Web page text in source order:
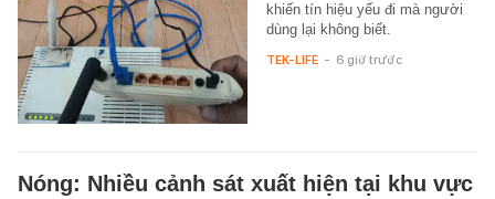
khiến tín hiệu yếu đi mà người
dùng lại không biết.
TEK-LIFE - 6 giờ trước
Nóng: Nhiều cảnh sát xuất hiện tại khu vực